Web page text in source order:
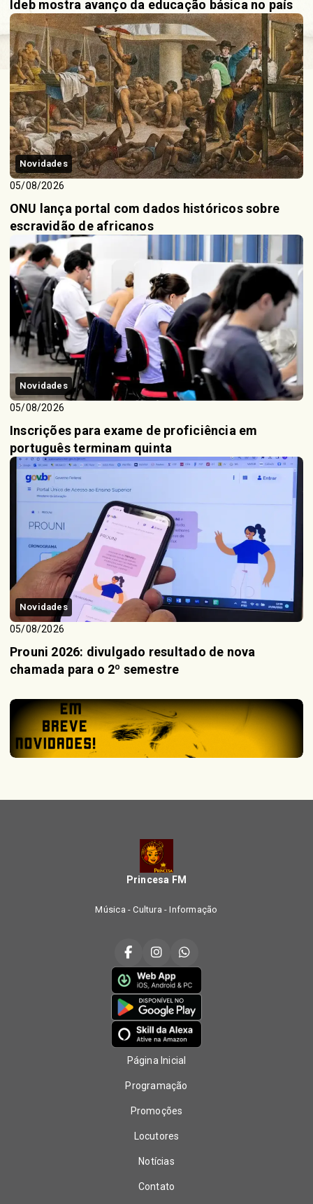
Ideb mostra avanço da educação básica no país
Novidades
05/08/2026
ONU lança portal com dados históricos sobre
escravidão de africanos
Novidades
05/08/2026
Inscrições para exame de proficiência em
português terminam quinta
Novidades
05/08/2026
Prouni 2026: divulgado resultado de nova
chamada para o 2º semestre
Princesa FM
Música - Cultura - Informação
Página Inicial
Programação
Promoções
Locutores
Notícias
Contato